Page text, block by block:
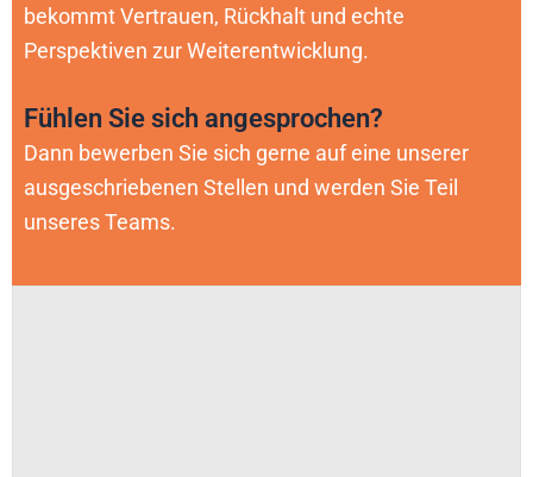
bekommt Vertrauen, Rückhalt und echte
Perspektiven zur Weiterentwicklung.
Fühlen Sie sich angesprochen?
Dann bewerben Sie sich gerne auf eine unserer
ausgeschriebenen Stellen und werden Sie Teil
unseres Teams.